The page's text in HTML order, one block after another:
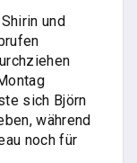
und
sich Björn
während
noch für